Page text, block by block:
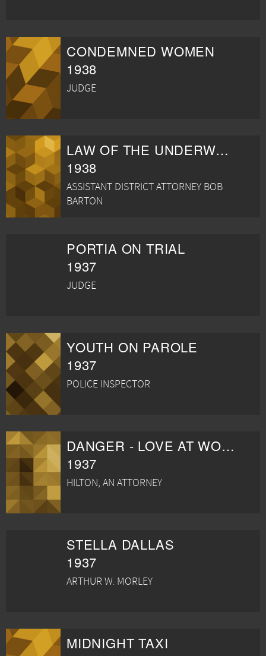
CONDEMNED WOMEN
1938
JUDGE
LAW OF THE UNDERWORLD
1938
ASSISTANT DISTRICT ATTORNEY BOB
BARTON
PORTIA ON TRIAL
1937
JUDGE
YOUTH ON PAROLE
1937
POLICE INSPECTOR
DANGER - LOVE AT WORK
1937
HILTON, AN ATTORNEY
STELLA DALLAS
1937
ARTHUR W. MORLEY
MIDNIGHT TAXI